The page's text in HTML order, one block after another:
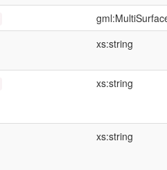
xs:string
xs:string
xs:string